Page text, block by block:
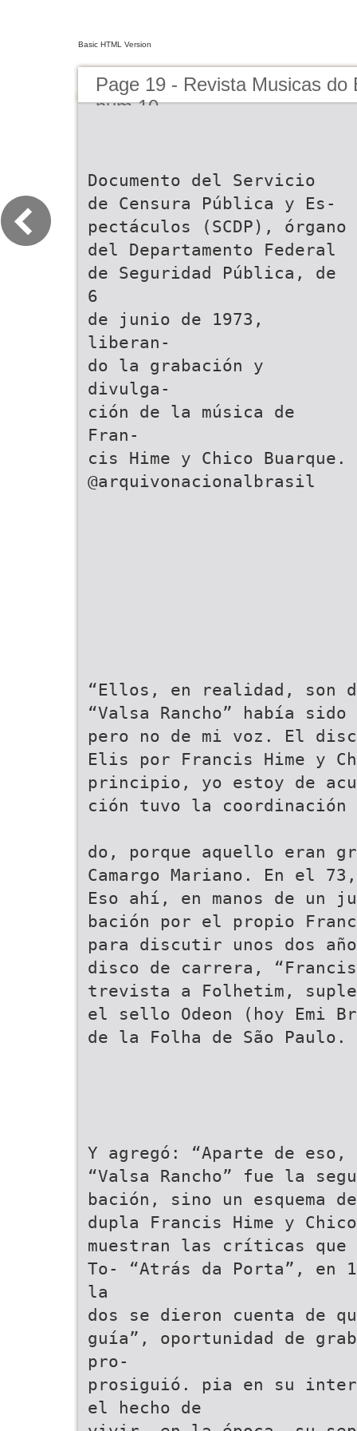
Basic HTML Version
Page 19 - Revista Musicas do
num.10
Documento del Servicio
de Censura Pública y Es-
pectáculos (SCDP), órgano
del Departamento Federal
de Seguridad Pública, de
6
de junio de 1973,
liberan-
do la grabación y
divulga-
ción de la música de
Fran-
cis Hime y Chico Buarque.
@arquivonacionalbrasil
“Ellos, en realidad, son
“Valsa Rancho” había
pero no de mi voz. El
Elis por Francis Hime y
principio, yo estoy de
ción tuvo la coordinación
do, porque aquello eran
Camargo Mariano. En el
Eso ahí, en manos de un
bación por el propio
para discutir unos dos
disco de carrera,
trevista a Folhetim,
el sello Odeon (hoy Emi
de la Folha de São
Y agregó: “Aparte de
“Valsa Rancho” fue la
bación, sino un esquema
dupla Francis Hime y
muestran las críticas
To- “Atrás da Porta”, en
la
dos se dieron cuenta de
guía”, oportunidad de
pro-
prosiguió. pia en su
el hecho de